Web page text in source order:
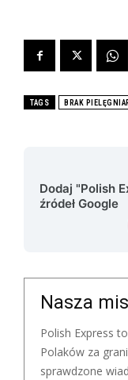
TAGS BRAK
Dodaj "Polish
źródeł Google
Nasza
Polish Express
Polaków za
sprawdzone